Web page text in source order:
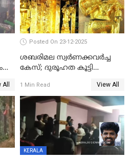
Posted On 23-12-2025
ശബരിമല സ്വര്‍ണക്കവര്‍ച്ച
കേസ്; ദുരൂഹത കൂട്ടി
1 Min Read View All
KERALA